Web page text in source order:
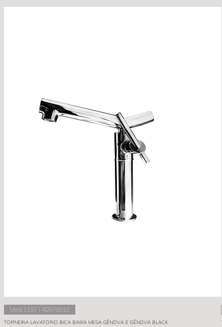
Mod.1197 I 40970010
TORNEIRA LAVATÓRIO BICA BAIXA MESA GÊNOVA E GÊNOVA BLACK